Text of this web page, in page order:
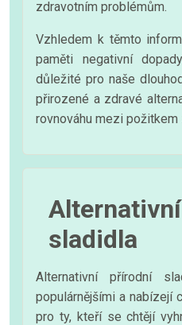
zdravotním problémům.
Vzhledem k těmto
paměti negativní
důležité pro naše
přirozené a zdravé
rovnováhu mezi požitkem
sladidla
Alternativní přírodní
populárnějšími a nabízejí
pro ty, kteří se chtějí